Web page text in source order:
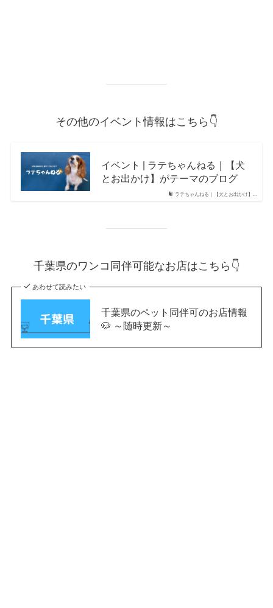
その他のイベント情報はこちら👇
ラテちゃんねる｜【犬とお出かけ】...
イベント | ラテちゃんねる｜【犬
とお出かけ】がテーマのブログ
千葉県のワンコ同伴可能なお店はこちら👇
あわせて読みたい
千葉県のペット同伴可のお店情報
🐶 ～随時更新～